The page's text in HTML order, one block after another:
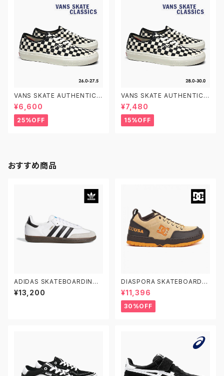
VANS SKATE AUTHENTIC V
N0A5FC8FS8 26.0-27.5 CH
ECKERBOARD MARSHMALL
OW ヴァンズ スケート オーセン
ティック スケシュー スケートシ
¥6,600
25%OFF
VANS SKATE AUTHENTIC V
N0A5FC8FS8 28.0-30.0 C
HECKERBOARD MARSHMA
LLOW ヴァンズ スケート オー
センティック スケシュー スケー
¥7,480
15%OFF
おすすめ商品
ADIDAS SKATEBOARDING
SAMBA ADV GZ8477 22.5-
29.0 アディダス スケートボーデ
¥13,200
DIASPORA SKATEBOARDS
X DC SHOES CLOCKER 2 D
SP ディーシーシューズ ディアス
ポラ スケートボード クロッカー
2 スケシュー
¥11,396
30%OFF